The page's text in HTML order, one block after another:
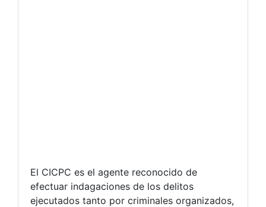
El CICPC es el agente reconocido de
efectuar indagaciones de los delitos
ejecutados tanto por criminales organizados,